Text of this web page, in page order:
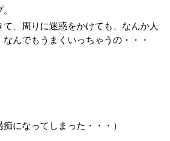
、周りに迷惑をかけても、なんか人
んでもうまくいっちゃうの・・・
痴になってしまった・・・）